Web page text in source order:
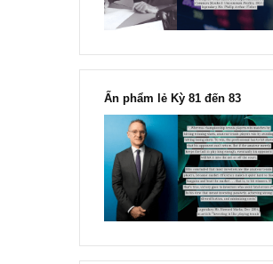
Fisher
Ấn phẩm lẻ Kỳ 81 đến 83